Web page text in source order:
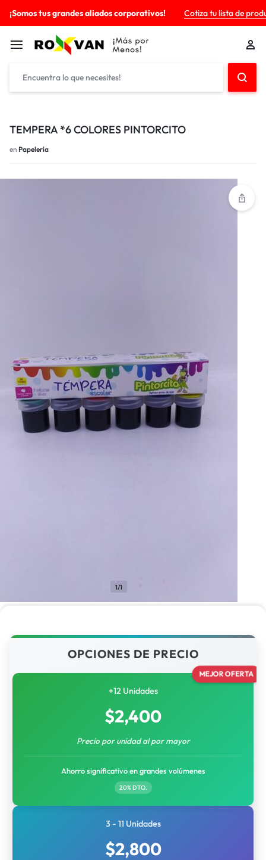
¡Somos tus grandes aliados corporativos! Cotiza tu lista de
TEMPERA *6 COLORES PINTORCITO
en Papelería
1/1
OPCIONES DE PRECIO
MEJOR OFERTA
+12 Unidades
$2,400
Precio por unidad al por mayor
Ahorro significativo en grandes volúmenes
20% DTO.
3 - 11 Unidades
$2,800